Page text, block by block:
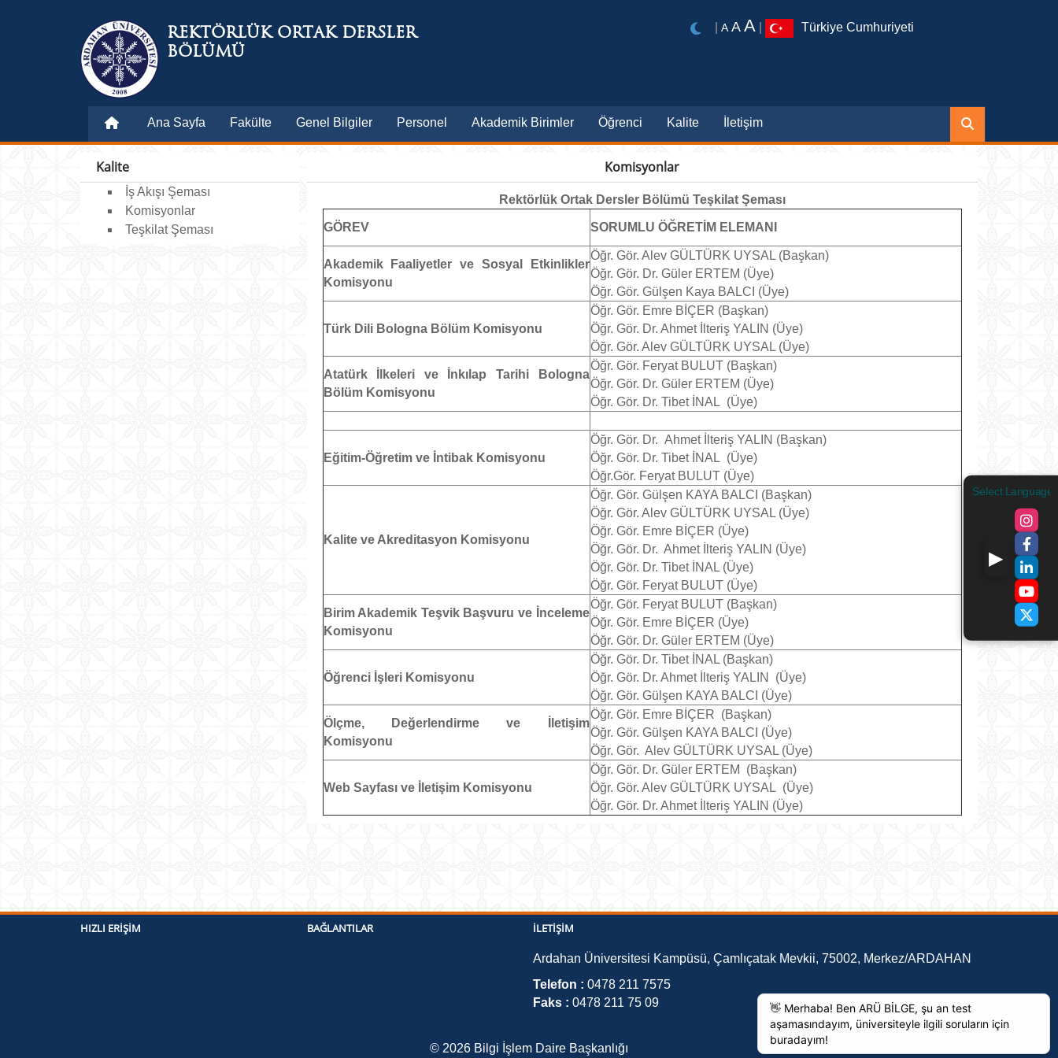
REKTÖRLÜK ORTAK DERSLER
BÖLÜMÜ
A A A Türkiye Cumhuriyeti
Ana Sayfa Fakülte Genel Bilgiler Personel Akademik Birimler Öğrenci Kalite İletişim
Kalite
İş Akışı Şeması
Komisyonlar
Teşkilat Şeması
Komisyonlar
Rektörlük Ortak Dersler Bölümü Teşkilat Şeması
GÖREV SORUMLU ÖĞRETİM ELEMANI
Akademik Faaliyetler ve Sosyal Etkinlikler
Komisyonu
Öğr. Gör. Alev GÜLTÜRK UYSAL (Başkan)
Öğr. Gör. Dr. Güler ERTEM (Üye)
Öğr. Gör. Gülşen Kaya BALCI (Üye)
Türk Dili Bologna Bölüm Komisyonu
Öğr. Gör. Emre BİÇER (Başkan)
Öğr. Gör. Dr. Ahmet İlteriş YALIN (Üye)
Öğr. Gör. Alev GÜLTÜRK UYSAL (Üye)
Atatürk İlkeleri ve İnkılap Tarihi Bologna
Bölüm Komisyonu
Öğr. Gör. Feryat BULUT (Başkan)
Öğr. Gör. Dr. Güler ERTEM (Üye)
Öğr. Gör. Dr. Tibet İNAL (Üye)
Eğitim-Öğretim ve İntibak Komisyonu
Öğr. Gör. Dr. Ahmet İlteriş YALIN (Başkan)
Öğr. Gör. Dr. Tibet İNAL (Üye)
Öğr.Gör. Feryat BULUT (Üye)
Kalite ve Akreditasyon Komisyonu
Öğr. Gör. Gülşen KAYA BALCI (Başkan)
Öğr. Gör. Alev GÜLTÜRK UYSAL (Üye)
Öğr. Gör. Emre BİÇER (Üye)
Öğr. Gör. Dr. Ahmet İlteriş YALIN (Üye)
Öğr. Gör. Dr. Tibet İNAL (Üye)
Öğr. Gör. Feryat BULUT (Üye)
Birim Akademik Teşvik Başvuru ve İnceleme
Komisyonu
Öğr. Gör. Feryat BULUT (Başkan)
Öğr. Gör. Emre BİÇER (Üye)
Öğr. Gör. Dr. Güler ERTEM (Üye)
Öğrenci İşleri Komisyonu
Öğr. Gör. Dr. Tibet İNAL (Başkan)
Öğr. Gör. Dr. Ahmet İlteriş YALIN (Üye)
Öğr. Gör. Gülşen KAYA BALCI (Üye)
Ölçme, Değerlendirme ve İletişim
Komisyonu
Öğr. Gör. Emre BİÇER (Başkan)
Öğr. Gör. Gülşen KAYA BALCI (Üye)
Öğr. Gör. Alev GÜLTÜRK UYSAL (Üye)
Web Sayfası ve İletişim Komisyonu
Öğr. Gör. Dr. Güler ERTEM (Başkan)
Öğr. Gör. Alev GÜLTÜRK UYSAL (Üye)
Öğr. Gör. Dr. Ahmet İlteriş YALIN (Üye)
Select Language
HIZLI ERIŞIM BAĞLANTILAR İLETIŞIM
Ardahan Üniversitesi Kampüsü, Çamlıçatak Mevkii, 75002, Merkez/ARDAHAN
Telefon : 0478 211 7575
Faks : 0478 211 75 09
© 2026 Bilgi İşlem Daire Başkanlığı